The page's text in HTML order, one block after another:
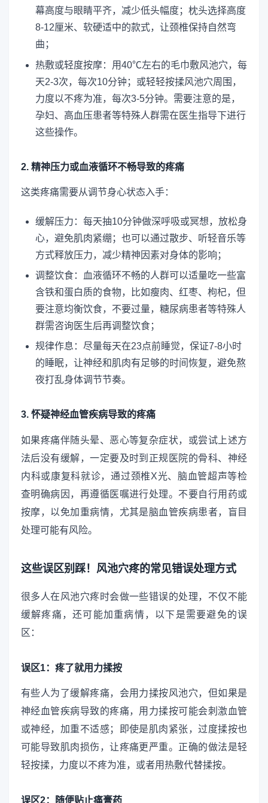
幕高度与眼睛平齐，减少低头幅度；枕头选择高度
8-12厘米、软硬适中的款式，让颈椎保持自然弯
曲；
热敷或轻度按摩：用40℃左右的毛巾敷风池穴，每
天2-3次，每次10分钟；或轻轻按揉风池穴周围，
力度以不疼为准，每次3-5分钟。需要注意的是，
孕妇、高血压患者等特殊人群需在医生指导下进行
这些操作。
2. 精神压力或血液循环不畅导致的疼痛
这类疼痛需要从调节身心状态入手：
缓解压力：每天抽10分钟做深呼吸或冥想，放松身
心，避免肌肉紧绷；也可以通过散步、听轻音乐等
方式释放压力，减少精神因素对身体的影响；
调整饮食：血液循环不畅的人群可以适量吃一些富
含铁和蛋白质的食物，比如瘦肉、红枣、枸杞，但
要注意均衡饮食，不要过量，糖尿病患者等特殊人
群需咨询医生后再调整饮食；
规律作息：尽量每天在23点前睡觉，保证7-8小时
的睡眠，让神经和肌肉有足够的时间恢复，避免熬
夜打乱身体调节节奏。
3. 怀疑神经血管疾病导致的疼痛
如果疼痛伴随头晕、恶心等复杂症状，或尝试上述方
法后没有缓解，一定要及时到正规医院的骨科、神经
内科或康复科就诊，通过颈椎X光、脑血管超声等检
查明确病因，再遵循医嘱进行处理。不要自行用药或
按摩，以免加重病情，尤其是脑血管疾病患者，盲目
处理可能有风险。
这些误区别踩！风池穴疼的常见错误处理方式
很多人在风池穴疼时会做一些错误的处理，不仅不能
缓解疼痛，还可能加重病情，以下是需要避免的误
区：
误区1：疼了就用力揉按
有些人为了缓解疼痛，会用力揉按风池穴，但如果是
神经血管疾病导致的疼痛，用力揉按可能会刺激血管
或神经，加重不适感；即使是肌肉紧张，过度揉按也
可能导致肌肉损伤，让疼痛更严重。正确的做法是轻
轻按揉，力度以不疼为准，或者用热敷代替揉按。
误区2：随便贴止痛膏药